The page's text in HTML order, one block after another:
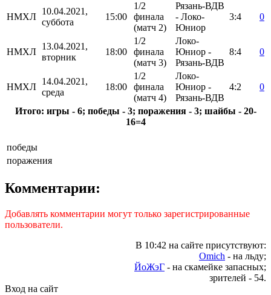
НМХЛ
10.04.2021,
суббота
15:00
1/2
финала
(матч 2)
Рязань-ВДВ
- Локо-
Юниор
3:4 0
НМХЛ
13.04.2021,
вторник
18:00
1/2
финала
(матч 3)
Локо-
Юниор -
Рязань-ВДВ
8:4 0
НМХЛ
14.04.2021,
среда
18:00
1/2
финала
(матч 4)
Локо-
Юниор -
Рязань-ВДВ
4:2 0
Итого: игры - 6; победы - 3; поражения - 3; шайбы - 20-
16=4
победы
поражения
Комментарии:
Добавлять комментарии могут только зарегистрированные
пользователи.
В 10:42 на сайте присутствуют:
Omich - на льду;
ЙоЖэГ - на скамейке запасных;
зрителей - 54.
Вход на сайт